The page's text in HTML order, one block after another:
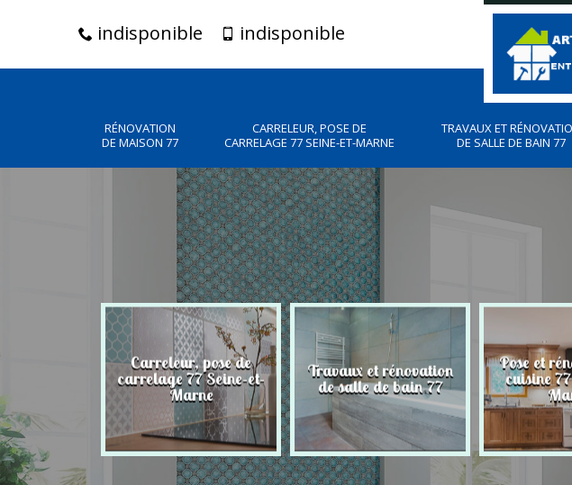
indisponible indisponible
RÉNOVATION
DE MAISON 77
CARRELEUR, POSE DE
CARRELAGE 77 SEINE-ET-MARNE
TRAVAUX ET
DE SALLE DE BAIN 77
Carreleur, pose de
carrelage 77 Seine-et-
Marne
Travaux et rénovation
de salle de bain 77
Pose et
cuisine